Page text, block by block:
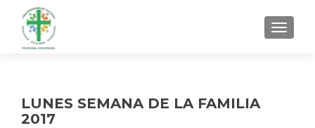
MENU
LUNES SEMANA DE LA FAMILIA
2017